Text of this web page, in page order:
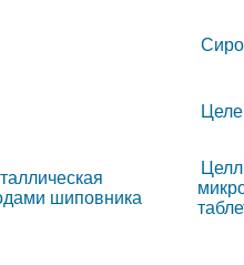
шиповника